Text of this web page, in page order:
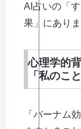
AI占いの「
果」にありま
心理学的
「私のこ
「バーナム